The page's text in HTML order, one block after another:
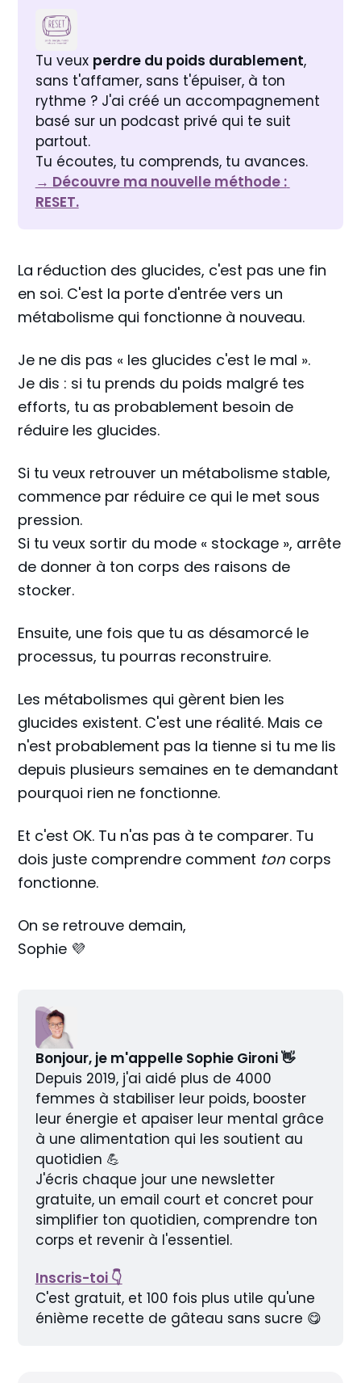
Tu veux perdre du poids durablement,
sans t'affamer, sans t'épuiser, à ton
rythme ? J'ai créé un accompagnement
basé sur un podcast privé qui te suit
partout.
Tu écoutes, tu comprends, tu avances.
→ Découvre ma nouvelle méthode :
RESET.
La réduction des glucides, c'est pas une fin
en soi. C'est la porte d'entrée vers un
métabolisme qui fonctionne à nouveau.
Je ne dis pas « les glucides c'est le mal ».
Je dis : si tu prends du poids malgré tes
efforts, tu as probablement besoin de
réduire les glucides.
Si tu veux retrouver un métabolisme stable,
commence par réduire ce qui le met sous
pression.
Si tu veux sortir du mode « stockage », arrête
de donner à ton corps des raisons de
stocker.
Ensuite, une fois que tu as désamorcé le
processus, tu pourras reconstruire.
Les métabolismes qui gèrent bien les
glucides existent. C'est une réalité. Mais ce
n'est probablement pas la tienne si tu me lis
depuis plusieurs semaines en te demandant
pourquoi rien ne fonctionne.
Et c'est OK. Tu n'as pas à te comparer. Tu
dois juste comprendre comment ton corps
fonctionne.
On se retrouve demain,
Sophie 💜
Bonjour, je m'appelle Sophie Gironi 👋
Depuis 2019, j'ai aidé plus de 4000
femmes à stabiliser leur poids, booster
leur énergie et apaiser leur mental grâce
à une alimentation qui les soutient au
quotidien 💪
J'écris chaque jour une newsletter
gratuite, un email court et concret pour
simplifier ton quotidien, comprendre ton
corps et revenir à l'essentiel.
Inscris-toi 👇
C'est gratuit, et 100 fois plus utile qu'une
énième recette de gâteau sans sucre 😋